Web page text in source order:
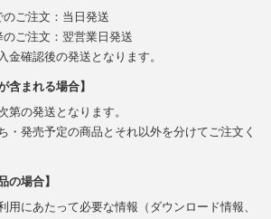
ご注文：当日発送
ご注文：翌営業日発送
確認後の発送となります。
含まれる場合】
第の発送となります。
・発売予定の商品とそれ以外を分けてご注文く
の場合】
用にあたって必要な情報（ダウンロード情報、